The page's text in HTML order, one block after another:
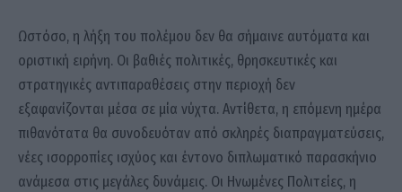
Ωστόσο, η λήξη του πολέμου δεν θα σήμαινε αυτόματα και
οριστική ειρήνη. Οι βαθιές πολιτικές, θρησκευτικές και
στρατηγικές αντιπαραθέσεις στην περιοχή δεν
εξαφανίζονται μέσα σε μία νύχτα. Αντίθετα, η επόμενη ημέρα
πιθανότατα θα συνοδευόταν από σκληρές διαπραγματεύσεις,
νέες ισορροπίες ισχύος και έντονο διπλωματικό παρασκήνιο
ανάμεσα στις μεγάλες δυνάμεις. Οι Ηνωμένες Πολιτείες, η